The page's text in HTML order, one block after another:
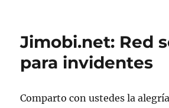
Jimobi.net: Red
para invidentes
Comparto con ustedes la